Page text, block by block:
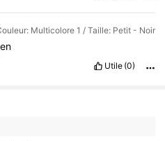
Multicolore 1 / Taille: Petit - Noir
Utile (0)